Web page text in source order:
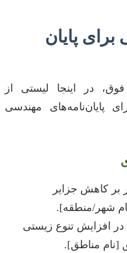
پایان
در اینجا لیستی از
پایان‌نامه‌های مهندسی
بر کاهش جزایر
شهر/منطقه].
افزایش تنوع زیستی
[نام مناطق].